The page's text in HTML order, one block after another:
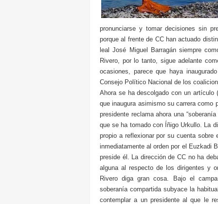
pronunciarse y tomar decisiones sin
porque al frente de CC han actuado
leal José Miguel Barragán siempre
Rivero, por lo tanto, sigue adelante
ocasiones, parece que haya
Consejo Político Nacional de los
Ahora se ha descolgado con un artículo
que inaugura asimismo su carrera como
presidente reclama ahora una
que se ha tomado con Íñigo Urkullo. La
propio a reflexionar por su cuenta sobre
inmediatamente al orden por el Euzkadi
preside él. La dirección de CC no ha
alguna al respecto de los dirigentes y
Rivero diga gran cosa. Bajo el
soberanía compartida subyace la
contemplar a un presidente al que le